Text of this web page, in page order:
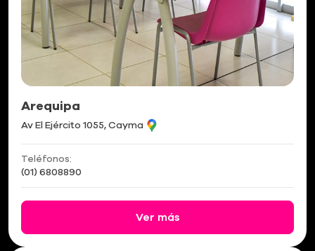
Arequipa
Av El Ejército 1055, Cayma
Teléfonos:
(01) 6808890
Ver más